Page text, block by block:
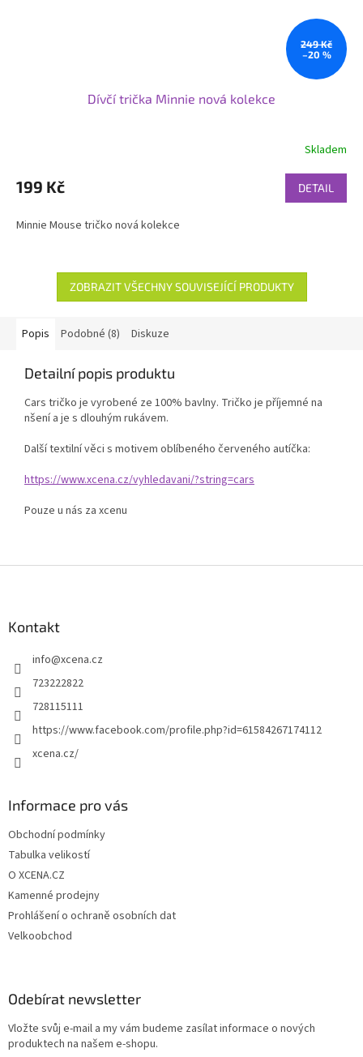
249 Kč
–20 %
Dívčí trička Minnie nová kolekce
Skladem
199 Kč DETAIL
Minnie Mouse tričko nová kolekce
ZOBRAZIT VŠECHNY SOUVISEJÍCÍ PRODUKTY
Popis Podobné (8) Diskuze
Detailní popis produktu
Cars tričko je vyrobené ze 100% bavlny. Tričko je příjemné na
nšení a je s dlouhým rukávem.
Další textilní věci s motivem oblíbeného červeného autíčka:
https://www.xcena.cz/vyhledavani/?string=cars
Pouze u nás za xcenu
Kontakt
info@xcena.cz
723222822
728115111
https://www.facebook.com/profile.php?id=61584267174112
xcena.cz/
Informace pro vás
Obchodní podmínky
Tabulka velikostí
O XCENA.CZ
Kamenné prodejny
Prohlášení o ochraně osobních dat
Velkoobchod
Odebírat newsletter
Vložte svůj e-mail a my vám budeme zasílat informace o nových
produktech na našem e-shopu.